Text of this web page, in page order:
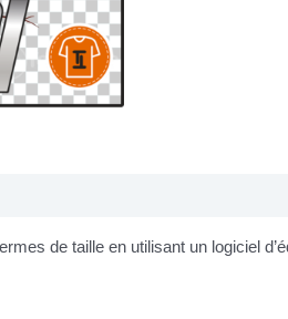
de taille en utilisant un logiciel